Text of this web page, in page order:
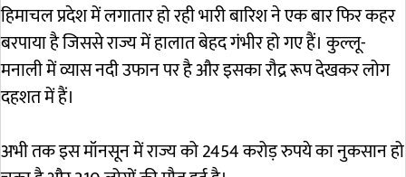
हिमाचल प्रदेश में लगातार हो रही भारी बारिश ने एक बार फिर कहर
बरपाया है जिससे राज्य में हालात बेहद गंभीर हो गए हैं। कुल्लू-
मनाली में व्यास नदी उफान पर है और इसका रौद्र रूप देखकर लोग
दहशत में हैं।
अभी तक इस मॉनसून में राज्य को 2454 करोड़ रुपये का नुकसान हो